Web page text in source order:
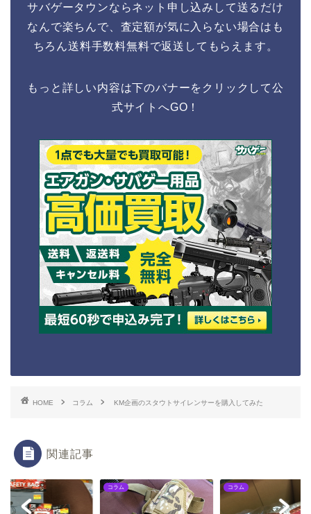
サバゲータウンならネット申し込みして送るだけ
なんで楽ちんで、査定額が気に入らない場合はも
ちろん送料手数料無料で返送してもらえます。
もっと詳しい内容は下のバナーをクリックして公
式サイトへGO！
HOME コラム KM企画のスタウトサイレンサーを購入してみた
関連記事
コラム コラム